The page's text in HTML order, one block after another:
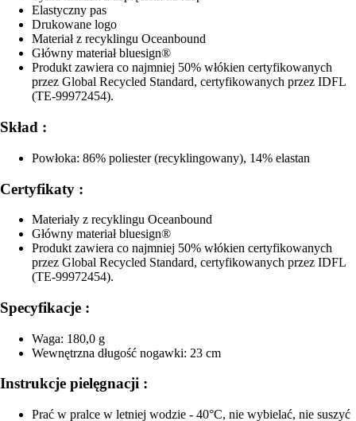
Elastyczny pas
Drukowane logo
Materiał z recyklingu Oceanbound
Główny materiał bluesign®
Produkt zawiera co najmniej 50% włókien certyfikowanych
przez Global Recycled Standard, certyfikowanych przez IDFL
(TE-99972454).
Skład :
Powłoka: 86% poliester (recyklingowany), 14% elastan
Certyfikaty :
Materiały z recyklingu Oceanbound
Główny materiał bluesign®
Produkt zawiera co najmniej 50% włókien certyfikowanych
przez Global Recycled Standard, certyfikowanych przez IDFL
(TE-99972454).
Specyfikacje :
Waga: 180,0 g
Wewnętrzna długość nogawki: 23 cm
Instrukcje pielęgnacji :
Prać w pralce w letniej wodzie - 40°C, nie wybielać, nie suszyć